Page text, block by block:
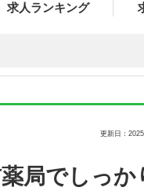
求人ランキング
更新日：
局でしっか